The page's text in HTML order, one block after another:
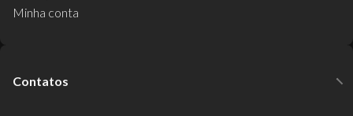
Minha conta
Contatos